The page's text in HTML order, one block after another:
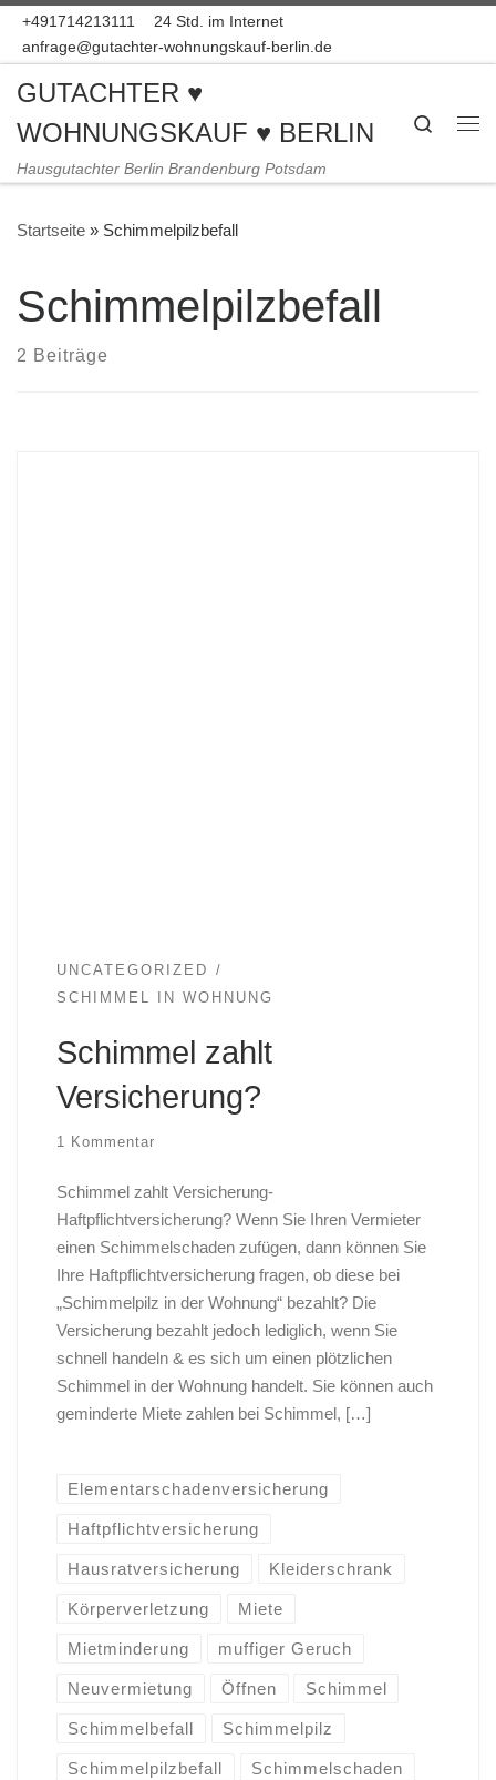
Zum Inhalt springen
+491714213111
24 Std. im Internet
anfrage@gutachter-wohnungskauf-berlin.de
GUTACHTER ♥
WOHNUNGSKAUF ♥ BERLIN
Hausgutachter Berlin Brandenburg Potsdam
Search
Startseite » Schimmelpilzbefall
Schimmelpilzbefall
2 Beiträge
UNCATEGORIZED
SCHIMMEL IN WOHNUNG
Schimmel zahlt
Versicherung?
1 Kommentar
Schimmel zahlt Versicherung-
Haftpflichtversicherung? Wenn Sie Ihren Vermieter
einen Schimmelschaden zufügen, dann können Sie
Ihre Haftpflichtversicherung fragen, ob diese bei
„Schimmelpilz in der Wohnung“ bezahlt? Die
Versicherung bezahlt jedoch lediglich, wenn Sie
schnell handeln & es sich um einen plötzlichen
Schimmel in der Wohnung handelt. Sie können auch
geminderte Miete zahlen bei Schimmel, […]
Elementarschadenversicherung
Haftpflichtversicherung
Hausratversicherung Kleiderschrank
Körperverletzung Miete
Mietminderung muffiger Geruch
Neuvermietung Öffnen Schimmel
Schimmelbefall Schimmelpilz
Schimmelpilzbefall Schimmelschaden